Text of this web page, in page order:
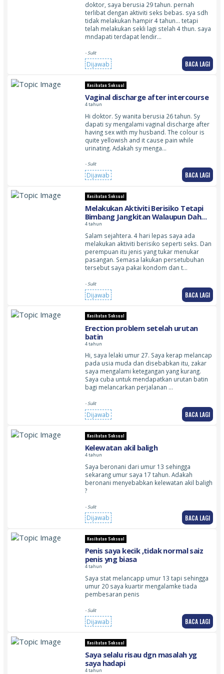
doktor, saya berusia 29 tahun. pernah
terlibat dengan aktiviti seks bebas. sya sdh
tidak melakukan hampir 4 tahun… tetapi
telah melakukan sekli lagi stelah 4 thun. saya
mndapati terdapat lendir…
- Sulit
Dijawab BACA LAGI
Kesihatan Seksual
Vaginal discharge after intercourse
4 tahun
Hi doktor. Sy wanita berusia 26 tahun. Sy
dapati sy mengalami vaginal discharge after
having sex with my husband. The colour is
quite yellowish and it cause pain while
urinating. Adakah sy menga…
- Sulit
Dijawab BACA LAGI
Kesihatan Seksual
Melakukan Aktiviti Berisiko Tetapi
Bimbang Jangkitan Walaupun Dah
Pakai Safety (Kondom)
4 tahun
Salam sejahtera. 4 hari lepas saya ada
melakukan aktiviti berisiko seperti seks. Dan
perempuan itu jenis yang tukar menukar
pasangan. Semasa lakukan persetubuhan
tersebut saya pakai kondom dan t…
- Sulit
Dijawab BACA LAGI
Kesihatan Seksual
Erection problem setelah urutan
batin
4 tahun
Hi, saya lelaki umur 27. Saya kerap melancap
pada usia muda dan disebabkan itu, zakar
saya mengalami ketegangan yang kurang.
Saya cuba untuk mendapatkan urutan batin
bagi melancarkan perjalanan …
- Sulit
Dijawab BACA LAGI
Kesihatan Seksual
Kelewatan akil baligh
4 tahun
Saya beronani dari umur 13 sehingga
sekarang umur saya 17 tahun. Adakah
beronani menyebabkan kelewatan akil baligh
?
- Sulit
Dijawab BACA LAGI
Kesihatan Seksual
Penis saya kecik ,tidak normal saiz
penis yng biasa
4 tahun
Saya stat melancapp umur 13 tapi sehingga
umur 20 saya kuartir mengalamke tiada
pembesaran penis
- Sulit
Dijawab BACA LAGI
Kesihatan Seksual
Saya selalu risau dgn masalah yg
saya hadapi
4 tahun